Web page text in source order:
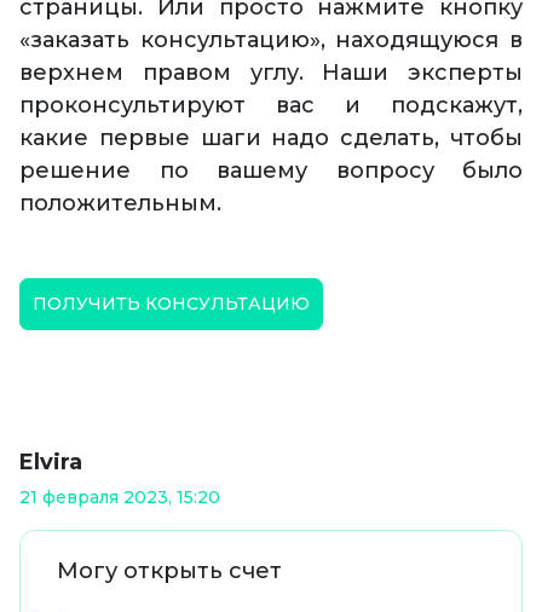
страницы. Или просто нажмите кнопку
«заказать консультацию», находящуюся в
верхнем правом углу. Наши эксперты
проконсультируют вас и подскажут,
какие первые шаги надо сделать, чтобы
решение по вашему вопросу было
положительным.
ПОЛУЧИТЬ КОНСУЛЬТАЦИЮ
Elvira
21 февраля 2023, 15:20
Могу открыть счет